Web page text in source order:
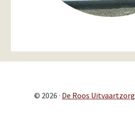
© 2026 · De Roos Uitvaartzorg